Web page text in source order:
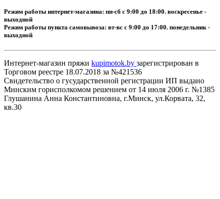
Режим работы интернет-магазина: пн-сб с 9:00 до 18:00. воскресенье -
выходной
Режим работы пункта самовывоза: вт-вс с 9:00 до 17:00. понедельник -
выходной
Интернет-магазин пряжи kupimotok.by зарегистрирован в
Торговом реестре 18.07.2018 за №421536
Свидетельство о гусударственной регистрации ИП выдано
Минским горисполкомом решением от 14 июля 2006 г. №1385
Глушанина Анна Константиновна, г.Минск, ул.Корвата, 32,
кв.30